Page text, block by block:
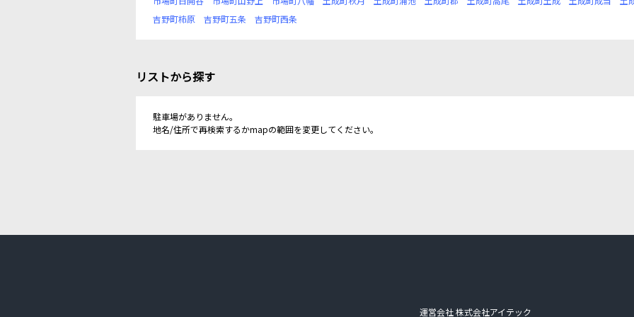
吉野町柿原
吉野町五条 吉野町西条
リストから探す
駐車場がありません。
地名/住所で再検索するかmapの範囲を変更してください。
運営会社 株式会社アイテック